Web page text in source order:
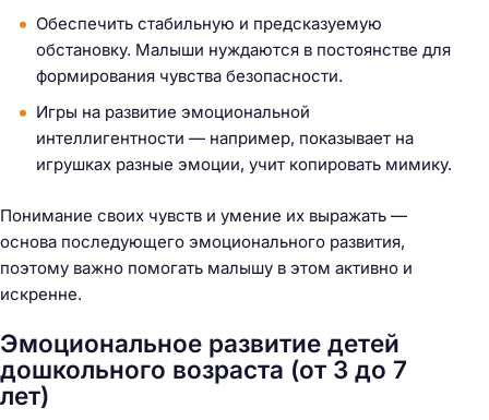
Обеспечить стабильную и предсказуемую
обстановку. Малыши нуждаются в постоянстве для
формирования чувства безопасности.
Игры на развитие эмоциональной
интеллигентности — например, показывает на
игрушках разные эмоции, учит копировать мимику.
Понимание своих чувств и умение их выражать —
основа последующего эмоционального развития,
поэтому важно помогать малышу в этом активно и
искренне.
Эмоциональное развитие детей
дошкольного возраста (от 3 до 7
лет)